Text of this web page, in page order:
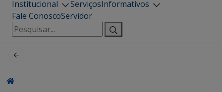
Institucional ServiçosInformativos
Fale ConoscoServidor
Pesquisar
por: